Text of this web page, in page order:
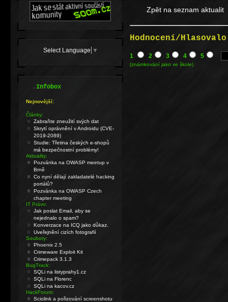
Zpět na seznam aktualit
Hodnocení/
1 2 3 4 5
(známkování jako ve škole)
Select Language ▼
.Infobox
Nejnovější:
Články:
Zabraňte zneužití svých dat
Skrytí oprávnění v Androidu (CVE-
2019-2089)
Studie: Třetina českých e-shopů
má bezpečnostní problémy!
Aktuality:
Pozvánka na OWASP meetup v
Brně
Co nyní dělají zakladatelé hacking
portálů?
Pozvánka na OWASP Czech
chapter meeting
IT Právo:
Jak poslat Email, aby se
nejednalo o spam?
Konverzace na ICQ jako důkaz.
Uveřejnění cizích fotografií
Soubory:
Phoenix 2.5
Crimeware Exploit Kit
Crimepack 3.1.3
BugTrack:
SQLi na listyprahy1.cz
SQLi na Florenc
SQLi na kacov.cz
HackForum:
Sciolink a pořizování screenshotu